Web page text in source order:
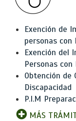
Exención de
personas con
Exención del
Personas con
Obtención de
Discapacidad
P.I.M
MÁS